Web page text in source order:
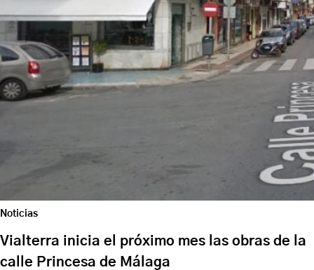
Noticias
Vialterra inicia el próximo mes las obras de la
calle Princesa de Málaga